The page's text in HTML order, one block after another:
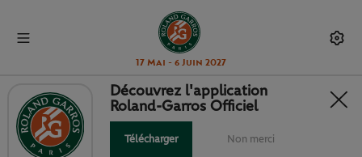
17 Mai - 6 Juin 2027
OSAKA, GARCIA ET SAKKARI
S'ENTRAÎNENT AU SOLEIL
Découvrez l'application
Roland-Garros Officiel
Télécharger Non merci